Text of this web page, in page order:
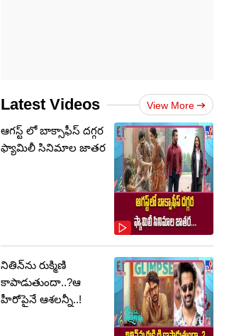
Latest Videos View More
ఆగస్ట్ లో బాక్సాఫీస్ దగ్గర
ఫ్యామిలీ సినిమాల జాతర
నితిన్‌ను రుక్మిణి
కాపాడుతుందా..?ఆ
హీరోపైనే ఆశలన్నీ..!